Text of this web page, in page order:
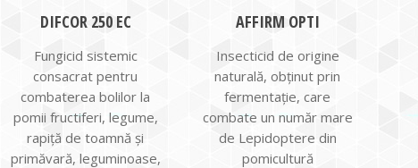
DIFCOR 250 EC
Fungicid sistemic
consacrat pentru
combaterea bolilor la
pomii fructiferi, legume,
rapiţă de toamnă şi
primăvară, leguminoase,
AFFIRM OPTI
Insecticid de origine
naturală, obţinut prin
fermentaţie, care
combate un număr mare
de Lepidoptere din
pomicultură